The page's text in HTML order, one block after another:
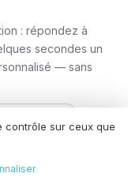
: répondez à
secondes un
— sans
contrôle sur ceux que